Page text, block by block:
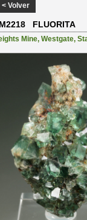
< Volver
FLUORITA
Mine, Westgate,